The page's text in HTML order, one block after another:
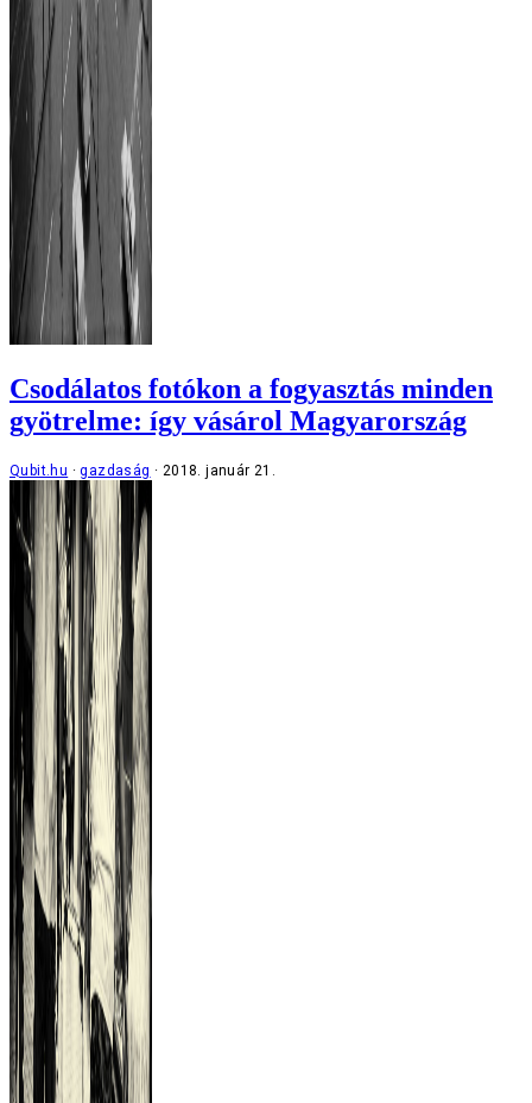
Csodálatos fotókon a fogyasztás minden
gyötrelme: így vásárol Magyarország
Qubit.hu gazdaság 2018. január 21.